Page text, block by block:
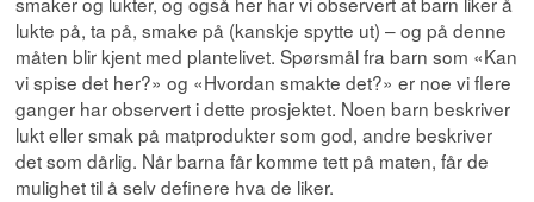
lukte på, ta på, smake på (kanskje spytte ut) – og på denne
måten blir kjent med plantelivet. Spørsmål fra barn som «Kan
vi spise det her?» og «Hvordan smakte det?» er noe vi flere
ganger har observert i dette prosjektet. Noen barn beskriver
lukt eller smak på matprodukter som god, andre beskriver
det som dårlig. Når barna får komme tett på maten, får de
mulighet til å selv definere hva de liker.